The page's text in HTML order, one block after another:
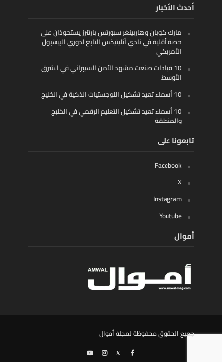
أحدث الأخبار
مارك كوبان وهاربينغر سبورتس بارتنرز يستحوذان على
حصة أقلية في نادي أثليتيكس التابع لدوري البيسبول
الأمريكي
10 قيادات صنعت مشهد الأمن السيبراني في الشرق
الأوسط
10 أسماء تعيد تشكيل اللوجستيات الذكية في الخليج
10 أسماء تعيد تشكيل التعليم الرقمي في الخليج
والمنطقة
تابعونا على
Facebook
X
Instagram
Youtube
أموال
جميع الحقوق محفوظة لمجلة أموال